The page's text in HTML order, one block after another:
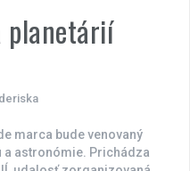
planetárií
marca bude venovaný
a astronómie. Prichádza